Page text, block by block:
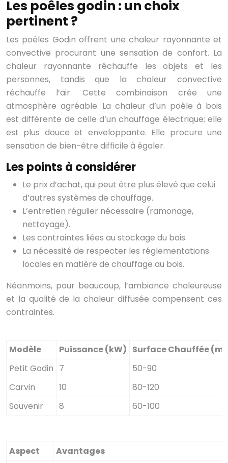
Les poêles godin : un choix
pertinent ?
Les poêles Godin offrent une chaleur rayonnante et
convective procurant une sensation de confort. La
chaleur rayonnante réchauffe les objets et les
personnes, tandis que la chaleur convective
réchauffe l’air. Cette combinaison crée une
atmosphère agréable. La chaleur d’un poêle à bois
est différente de celle d’un chauffage électrique; elle
est plus douce et enveloppante. Elle procure une
sensation de bien-être difficile à égaler.
Les points à considérer
Le prix d’achat, qui peut être plus élevé que celui
d’autres systèmes de chauffage.
L’entretien régulier nécessaire (ramonage,
nettoyage).
Les contraintes liées au stockage du bois.
La nécessité de respecter les réglementations
locales en matière de chauffage au bois.
Néanmoins, pour beaucoup, l’ambiance chaleureuse
et la qualité de la chaleur diffusée compensent ces
contraintes.
Modèle Puissance (kW) Surface Chauffée
Petit Godin 7
50-90
Carvin
10
80-120
Souvenir
8 60-100
Aspect
Avantages